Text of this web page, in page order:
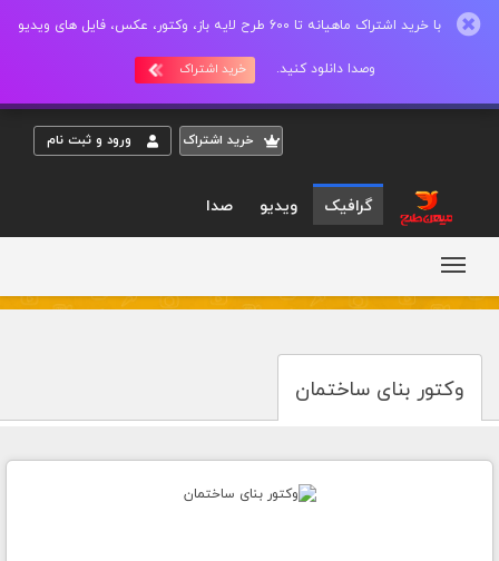
با خرید اشتراک ماهیانه تا 600 طرح لایه باز، وکتور، عکس، فایل های ویدیو
وصدا دانلود کنید. خرید اشتراک
خريد اشتراک ورود و ثبت نام
گرافیک ویدیو صدا
وکتور بنای ساختمان